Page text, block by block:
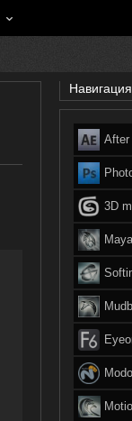
Навигация
After
3D
Maya
Modo